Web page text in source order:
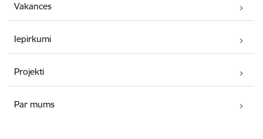
Vakances
Iepirkumi
Projekti
Par mums